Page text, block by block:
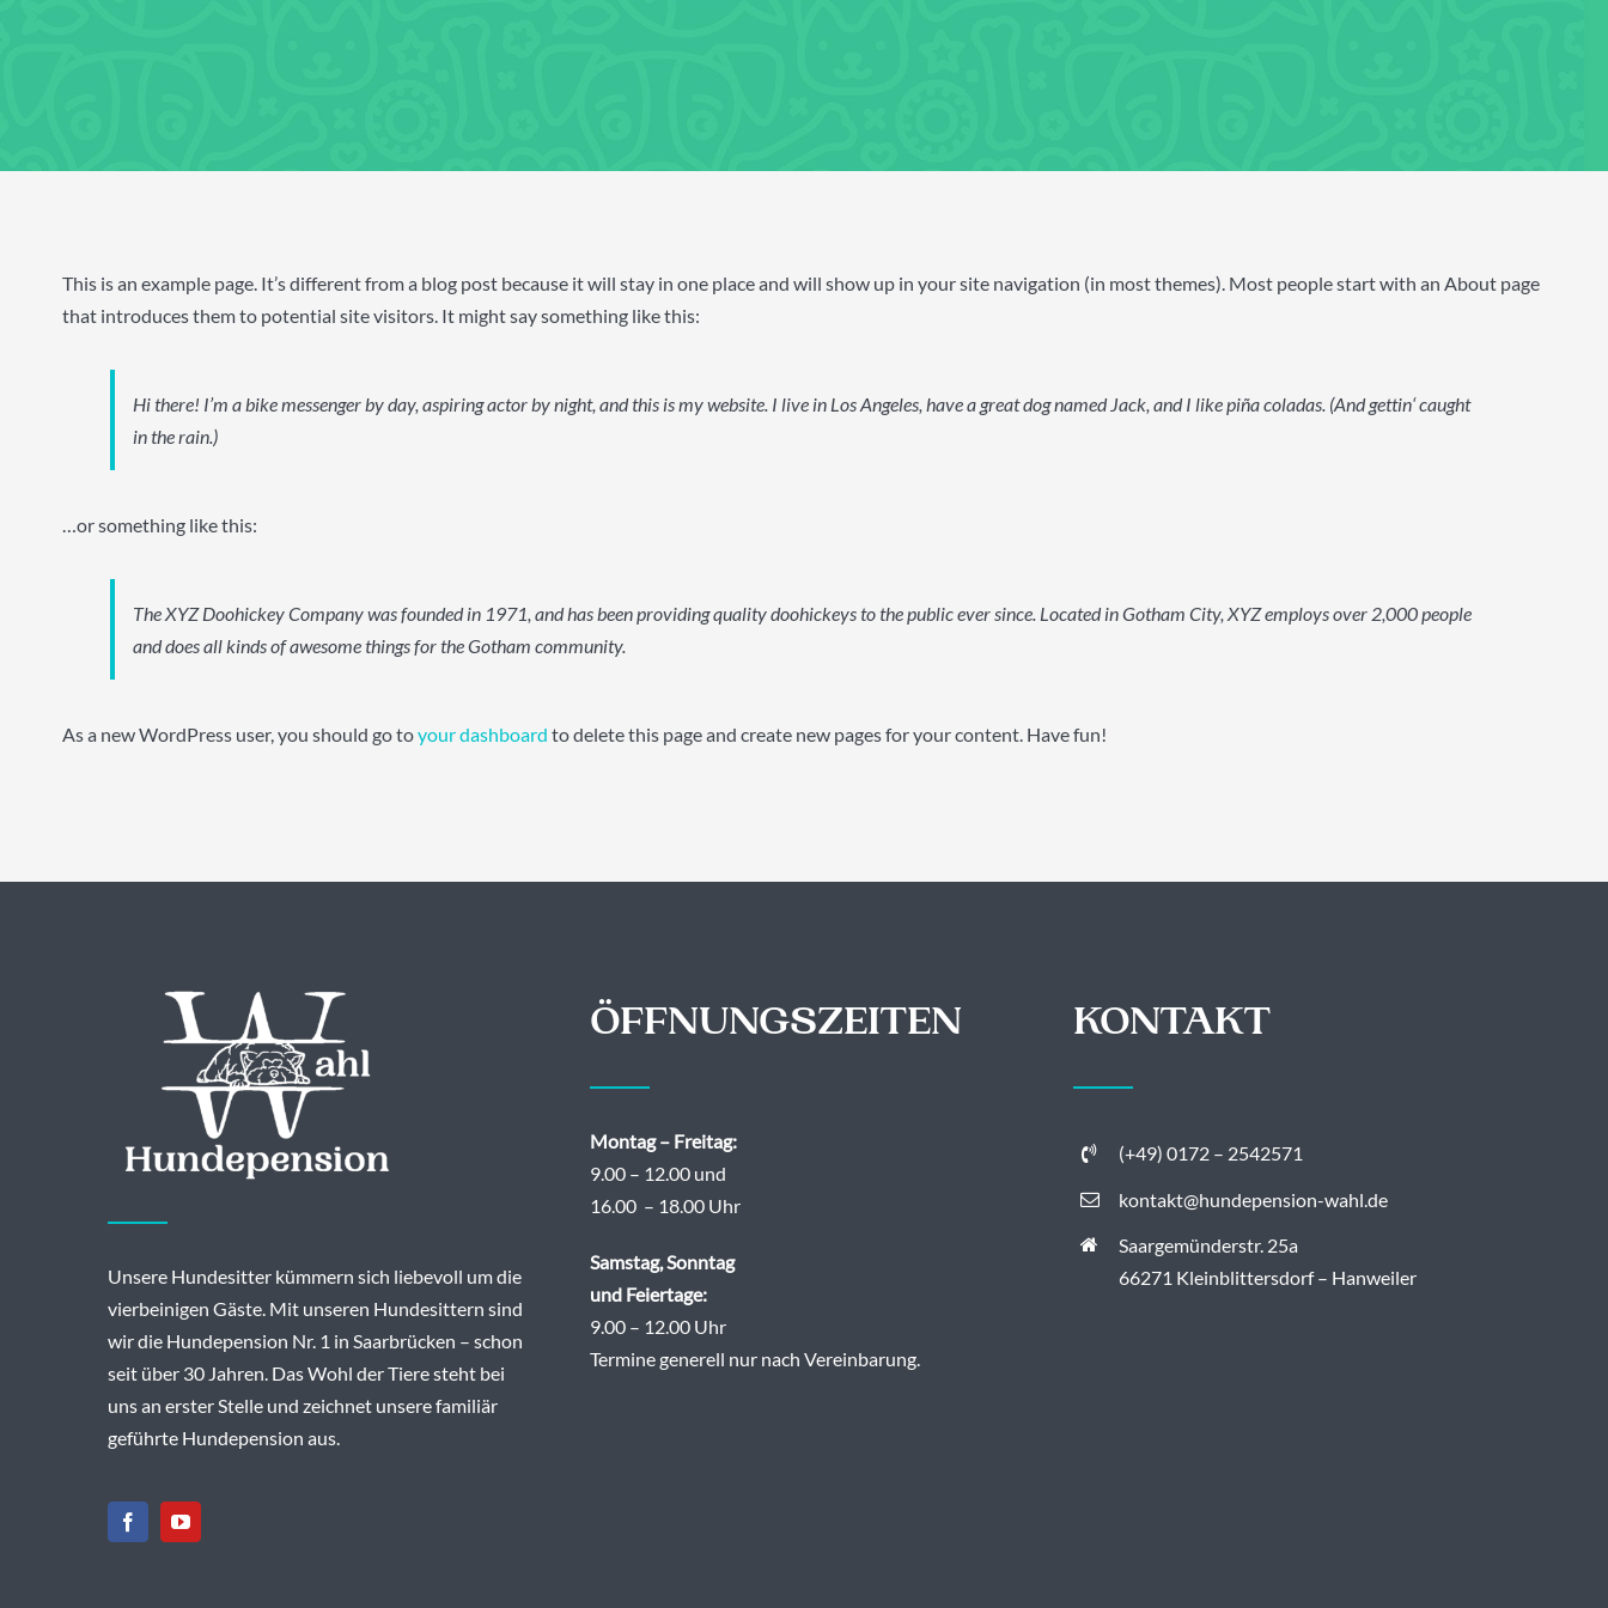
This is an example page. It’s different from a blog post because it will stay in one place and will show up in your site navigation (in most themes). Most people start with an About page
that introduces them to potential site visitors. It might say something like this:
Hi there! I’m a bike messenger by day, aspiring actor by night, and this is my website. I live in Los Angeles, have a great dog named Jack, and I like piña coladas. (And gettin‘ caught
in the rain.)
…or something like this:
The XYZ Doohickey Company was founded in 1971, and has been providing quality doohickeys to the public ever since. Located in Gotham City, XYZ employs over 2,000 people
and does all kinds of awesome things for the Gotham community.
As a new WordPress user, you should go toyour dashboard to delete this page and create new pages for your content. Have fun!
Unsere Hundesitter kümmern sich liebevoll um die
vierbeinigen Gäste. Mit unseren Hundesittern sind
wir die Hundepension Nr. 1 in Saarbrücken – schon
seit über 30 Jahren. Das Wohl der Tiere steht bei
uns an erster Stelle und zeichnet unsere familiär
geführte Hundepension aus.
ÖFFNUNGSZEITEN
Montag – Freitag:
9.00 – 12.00 und
16.00 – 18.00 Uhr
Samstag, Sonntag
und Feiertage:
9.00 – 12.00 Uhr
Termine generell nur nach Vereinbarung.
KONTAKT
(+49) 0172 – 2542571
kontakt@hundepension-wahl.de
Saargemünderstr. 25a
66271 Kleinblittersdorf – Hanweiler